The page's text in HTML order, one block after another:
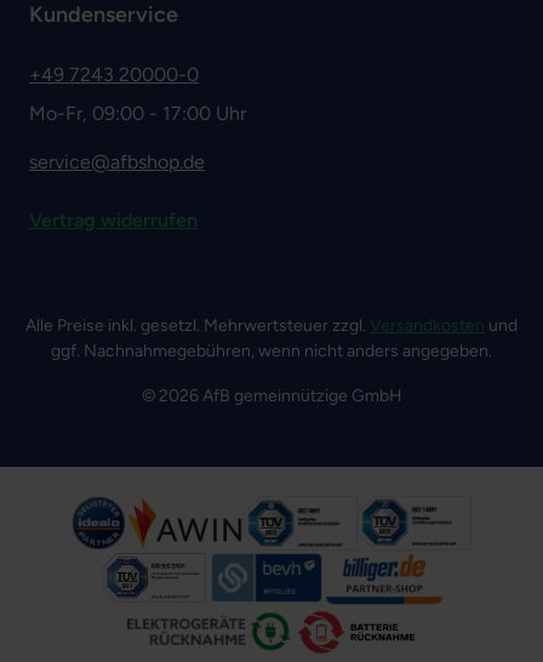
Kundenservice
+49 7243 20000-0
Mo-Fr, 09:00 - 17:00 Uhr
service@afbshop.de
Vertrag widerrufen
Alle Preise inkl. gesetzl. Mehrwertsteuer zzgl. Versandkosten und
ggf. Nachnahmegebühren, wenn nicht anders angegeben.
© 2026 AfB gemeinnützige GmbH